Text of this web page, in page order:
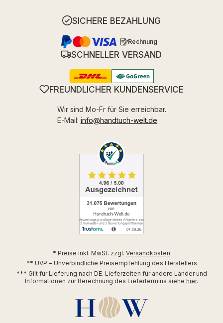
SICHERE BEZAHLUNG
Rechnung
SCHNELLER VERSAND
FREUNDLICHER KUNDENSERVICE
Wir sind Mo-Fr für Sie erreichbar.
E-Mail: info@handtuch-welt.de
* Preise inkl. MwSt. zzgl. Versandkosten
** UVP = Unverbindliche Preisempfehlung des Herstellers
*** Gilt für Lieferung nach DE. Lieferzeiten für andere Länder und
Informationen zur Berechnung des Liefertermins siehe hier.